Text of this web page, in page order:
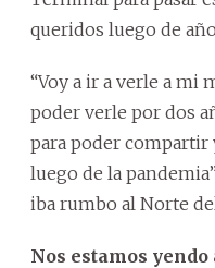
queridos luego de
“Voy a ir a verle a mi
poder verle por dos
para poder compartir
luego de la
iba rumbo al Norte
Nos estamos